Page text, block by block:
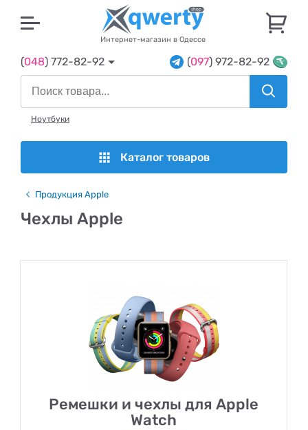
Интернет-магазин в Одессе
(048) 772-82-92 (097) 972-82-92
Ноутбуки
Каталог товаров
Продукция Apple
Чехлы Apple
Ремешки и чехлы для Apple
Watch